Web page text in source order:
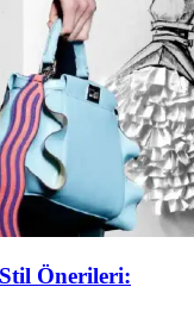
Önerileri: